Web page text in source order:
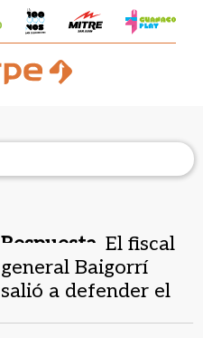
Respuesta. El fiscal
general Baigorrí
salió a defender el